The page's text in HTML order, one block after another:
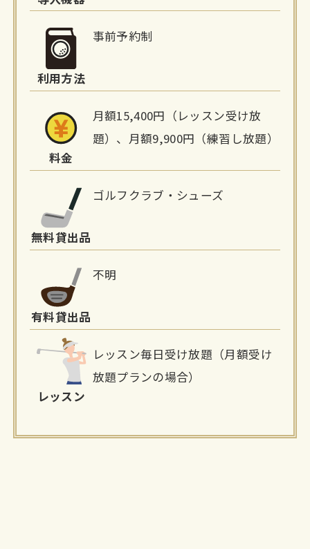
報 利用方法
事前予約制
料金
月額15,400円（レッスン受け放
題）、月額9,900円（練習し放題）
無料貸出品
ゴルフクラブ・シューズ
有料貸出品
不明
レッスン
レッスン毎日受け放題（月額受け
放題プランの場合）